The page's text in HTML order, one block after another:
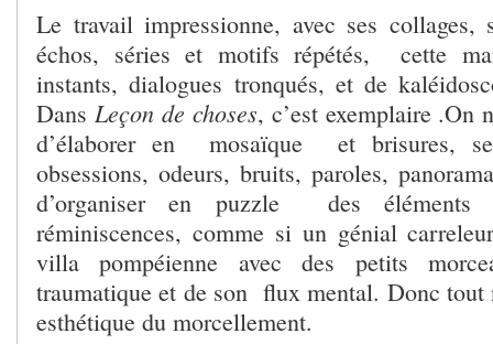
Le travail impressionne, avec ses collages,
échos, séries et motifs répétés, cette
instants, dialogues tronqués, et de
Dans Leçon de choses, c’est exemplaire .On
d’élaborer en mosaïque et brisures,
obsessions, odeurs, bruits, paroles,
d’organiser en puzzle des éléments
réminiscences, comme si un génial
villa pompéienne avec des petits
traumatique et de son flux mental. Donc
esthétique du morcellement.